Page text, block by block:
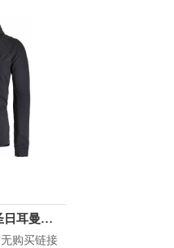
Nike - 法甲 巴黎圣日耳曼训练服 AA1932
购买链接